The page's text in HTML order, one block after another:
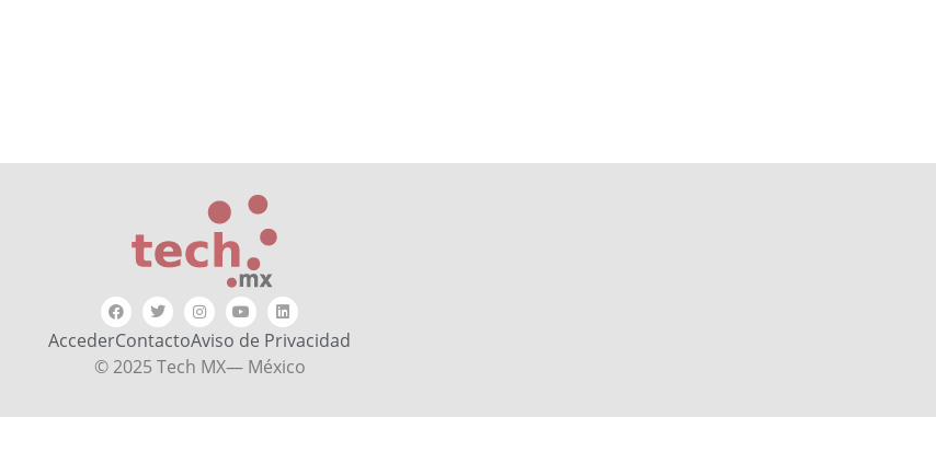
AccederContactoAviso de Privacidad
© 2025 Tech MX— México